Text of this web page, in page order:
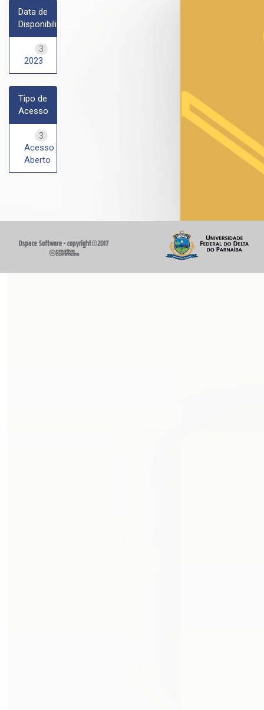
Data de
Disponibilização
3
2023
Tipo de
Acesso
3
Acesso
Aberto